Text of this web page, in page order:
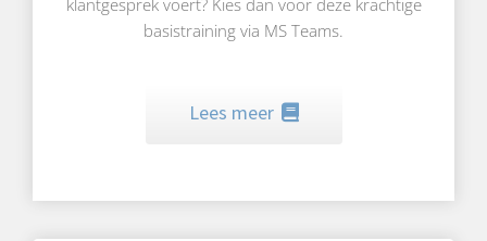
klantgesprek voert? Kies dan voor deze krachtige
basistraining via MS Teams.
Lees meer